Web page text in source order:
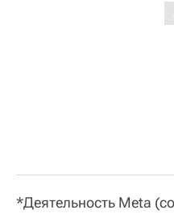
*Деятельность Meta